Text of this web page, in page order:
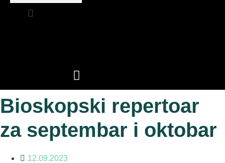
Bioskopski repertoar
za septembar i oktobar
12.09.2023